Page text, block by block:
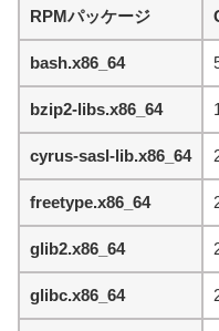
RPMパッケージ
bash.x86_64
bzip2-libs.x86_64
cyrus-sasl-lib.x86_64
freetype.x86_64
glib2.x86_64
glibc.x86_64